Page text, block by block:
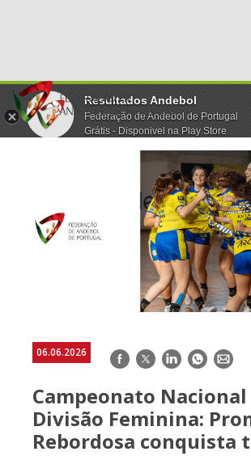
Resultados Andebol
Federação de Andebol de Portugal
Grátis - Disponivel na Play Store
06.06.2026 Facebook
TwitterLinkedInWhatsApp
E-
Campeonato Nacional
Divisão Feminina:
Rebordosa conquista